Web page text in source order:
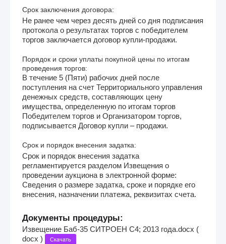
Срок заключения договора:
Не ранее чем через десять дней со дня подписания
протокола о результатах торгов с победителем
торгов заключается договор купли-продажи.
Порядок и сроки уплаты покупной цены по итогам
проведения торгов:
В течение 5 (Пяти) рабочих дней после
поступления на счет Территориального управления
денежных средств, составляющих цену
имущества, определенную по итогам торгов
Победителем торгов и Организатором торгов,
подписывается Договор купли – продажи.
Срок и порядок внесения задатка:
Срок и порядок внесения задатка
регламентируется разделом Извещения о
проведении аукциона в электронной форме:
Сведения о размере задатка, сроке и порядке его
внесения, назначении платежа, реквизитах счета.
Документы процедуры:
Извещение Баб-35 СИТРОЕН С4; 2013 года.docx (
docx )
Скачать